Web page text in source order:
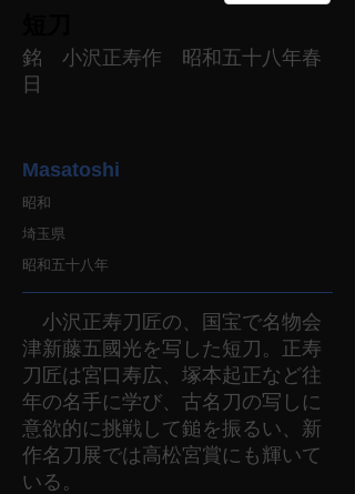
銘 小沢正寿作 昭和五十八年春
日
Masatoshi
昭和
埼玉県
昭和五十八年
小沢正寿刀匠の、国宝で名物会
津新藤五國光を写した短刀。正寿
刀匠は宮口寿広、塚本起正など往
年の名手に学び、古名刀の写しに
意欲的に挑戦して鎚を振るい、新
作名刀展では高松宮賞にも輝いて
いる。